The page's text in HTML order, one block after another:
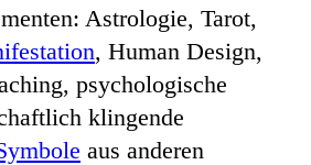
Astrologie, Tarot,
, Human Design,
psychologische
klingende
aus anderen